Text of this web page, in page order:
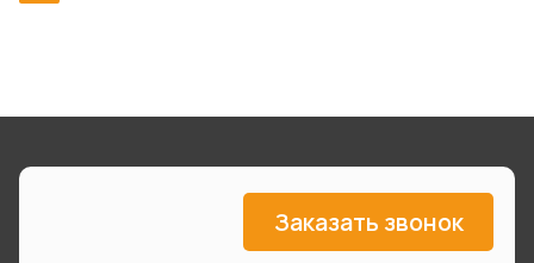
Заказать звонок